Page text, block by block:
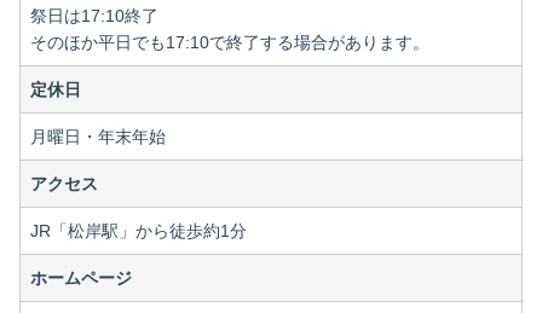
祭日は17:10終了
そのほか平日でも17:10で終了する場合があります。
定休日
月曜日・年末年始
アクセス
JR「松岸駅」から徒歩約1分
ホームページ